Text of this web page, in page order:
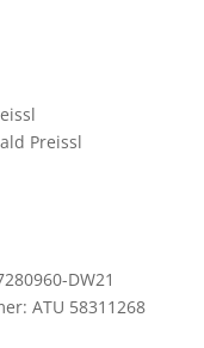
Preissl
DW21
ATU 58311268